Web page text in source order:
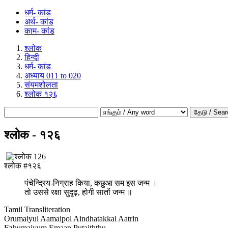
धर्म- कांड
अर्थ- कांड
काम- कांड
श्लोक
हिन्दी
धर्म- कांड
अध्याय 011 to 020
संयमशोलता
श्लोक १२६
தேடு /
श्लोक - १२६
श्लोक #१२६
पंचेन्द्रिय-निग्राह किया, कछुआ सम इस जन्म ।
तो उससे रक्षा सुदृढ़, होगी सातों जन्म ॥
Tamil Transliteration
Orumaiyul Aamaipol Aindhatakkal Aatrin